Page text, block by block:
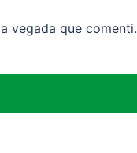
vegada que comenti.